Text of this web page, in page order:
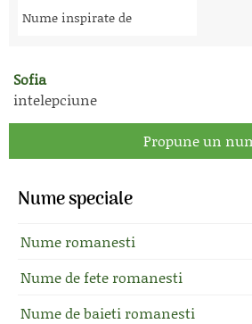
Nume inspirate de
Sofia
intelepciune
Propune un
Nume speciale
Nume romanesti
Nume de fete romanesti
Nume de baieti romanesti